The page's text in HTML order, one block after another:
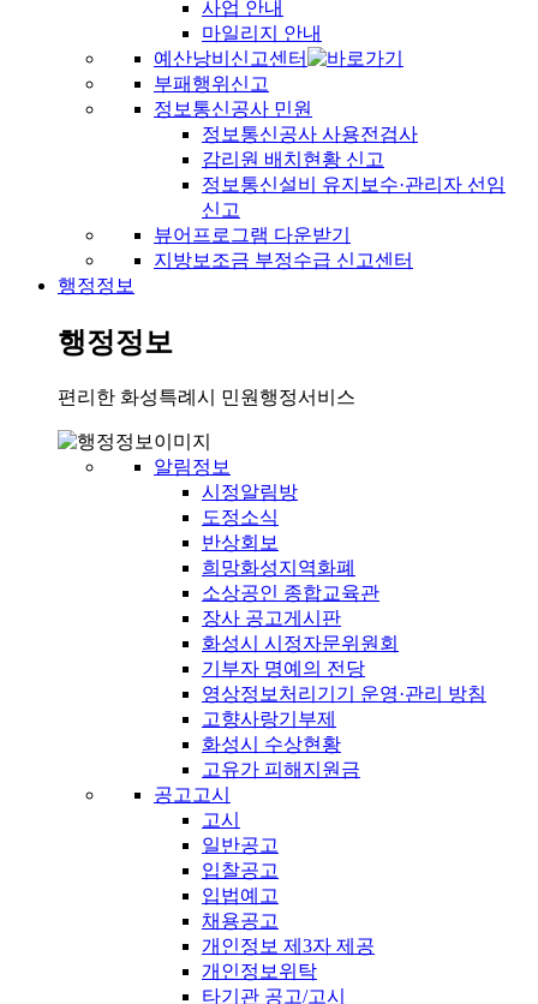
사업 안내
마일리지 안내
예산낭비신고센터
부패행위신고
정보통신공사 민원
정보통신공사 사용전검사
감리원 배치현황 신고
정보통신설비 유지보수·관리자 선임
신고
뷰어프로그램 다운받기
지방보조금 부정수급 신고센터
행정정보
행정정보
편리한 화성특례시 민원행정서비스
알림정보
시정알림방
도정소식
반상회보
희망화성지역화폐
소상공인 종합교육관
장사 공고게시판
화성시 시정자문위원회
기부자 명예의 전당
영상정보처리기기 운영·관리 방침
고향사랑기부제
화성시 수상현황
고유가 피해지원금
공고고시
고시
일반공고
입찰공고
입법예고
채용공고
개인정보 제3자 제공
개인정보위탁
타기관 공고/고시